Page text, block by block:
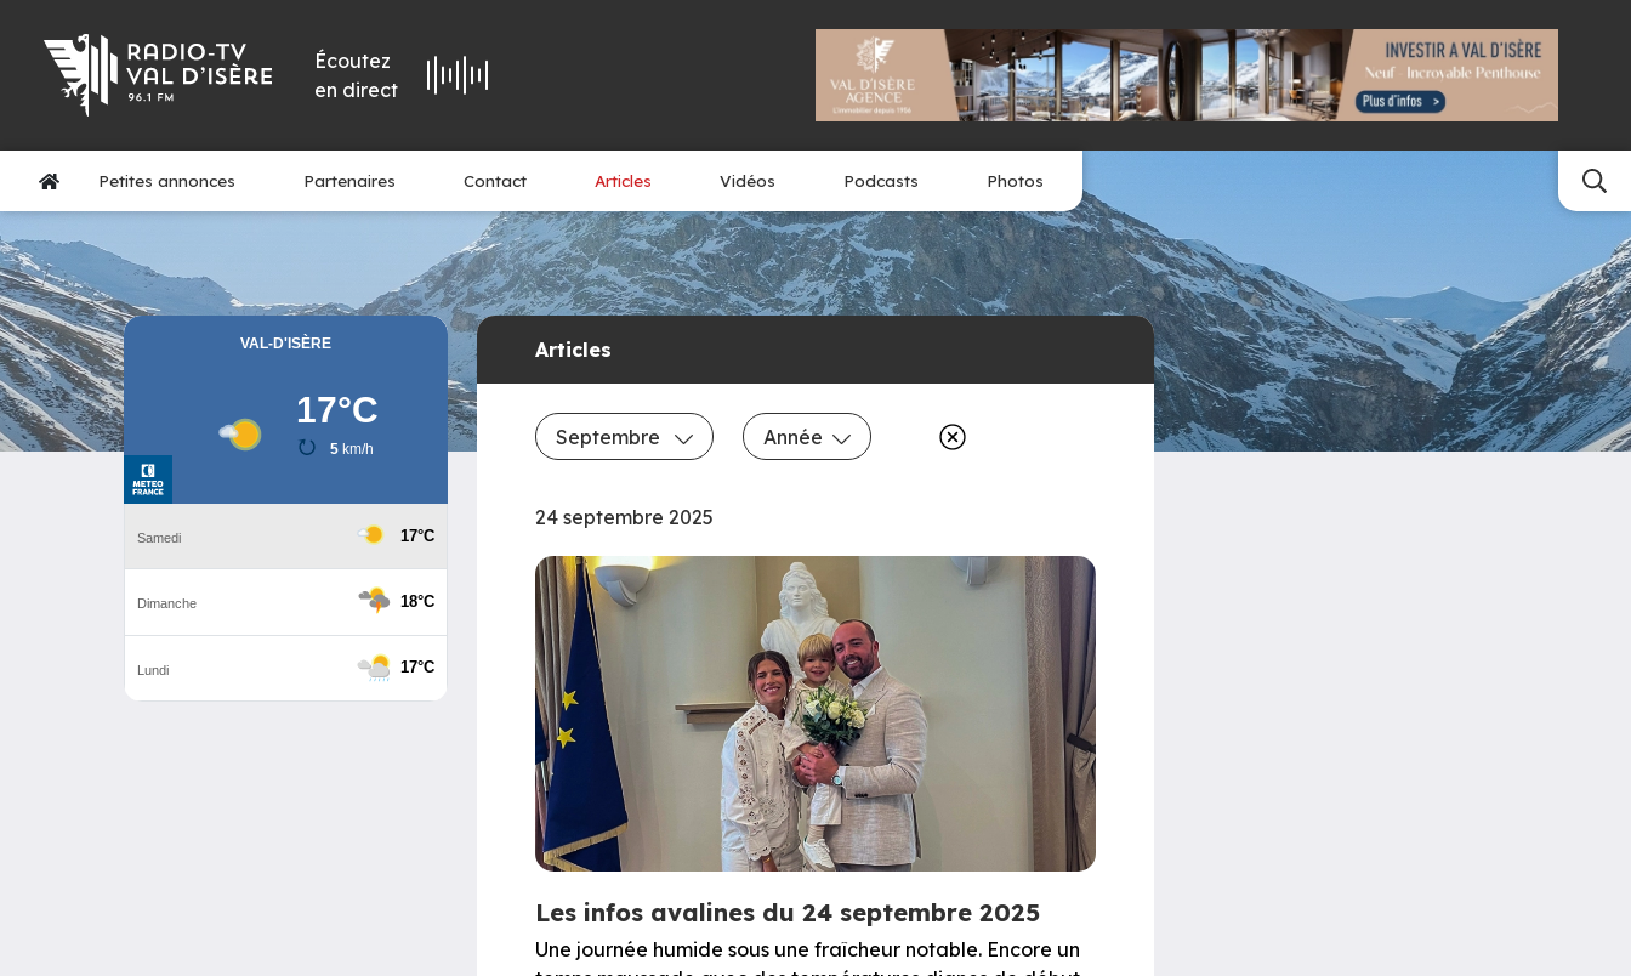
Écoutez
en direct
Petites annonces Partenaires Contact Articles Vidéos Podcasts Photos
Articles
Septembre Année
24 septembre 2025
Les infos avalines du 24 septembre 2025
Une journée humide sous une fraîcheur notable. Encore un